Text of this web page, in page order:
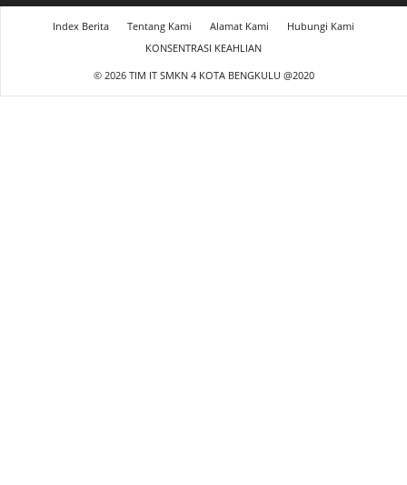
Index Berita Tentang Kami Alamat Kami
Hubungi Kami
KONSENTRASI KEAHLIAN
© 2026 TIM IT SMKN 4 KOTA BENGKULU @2020